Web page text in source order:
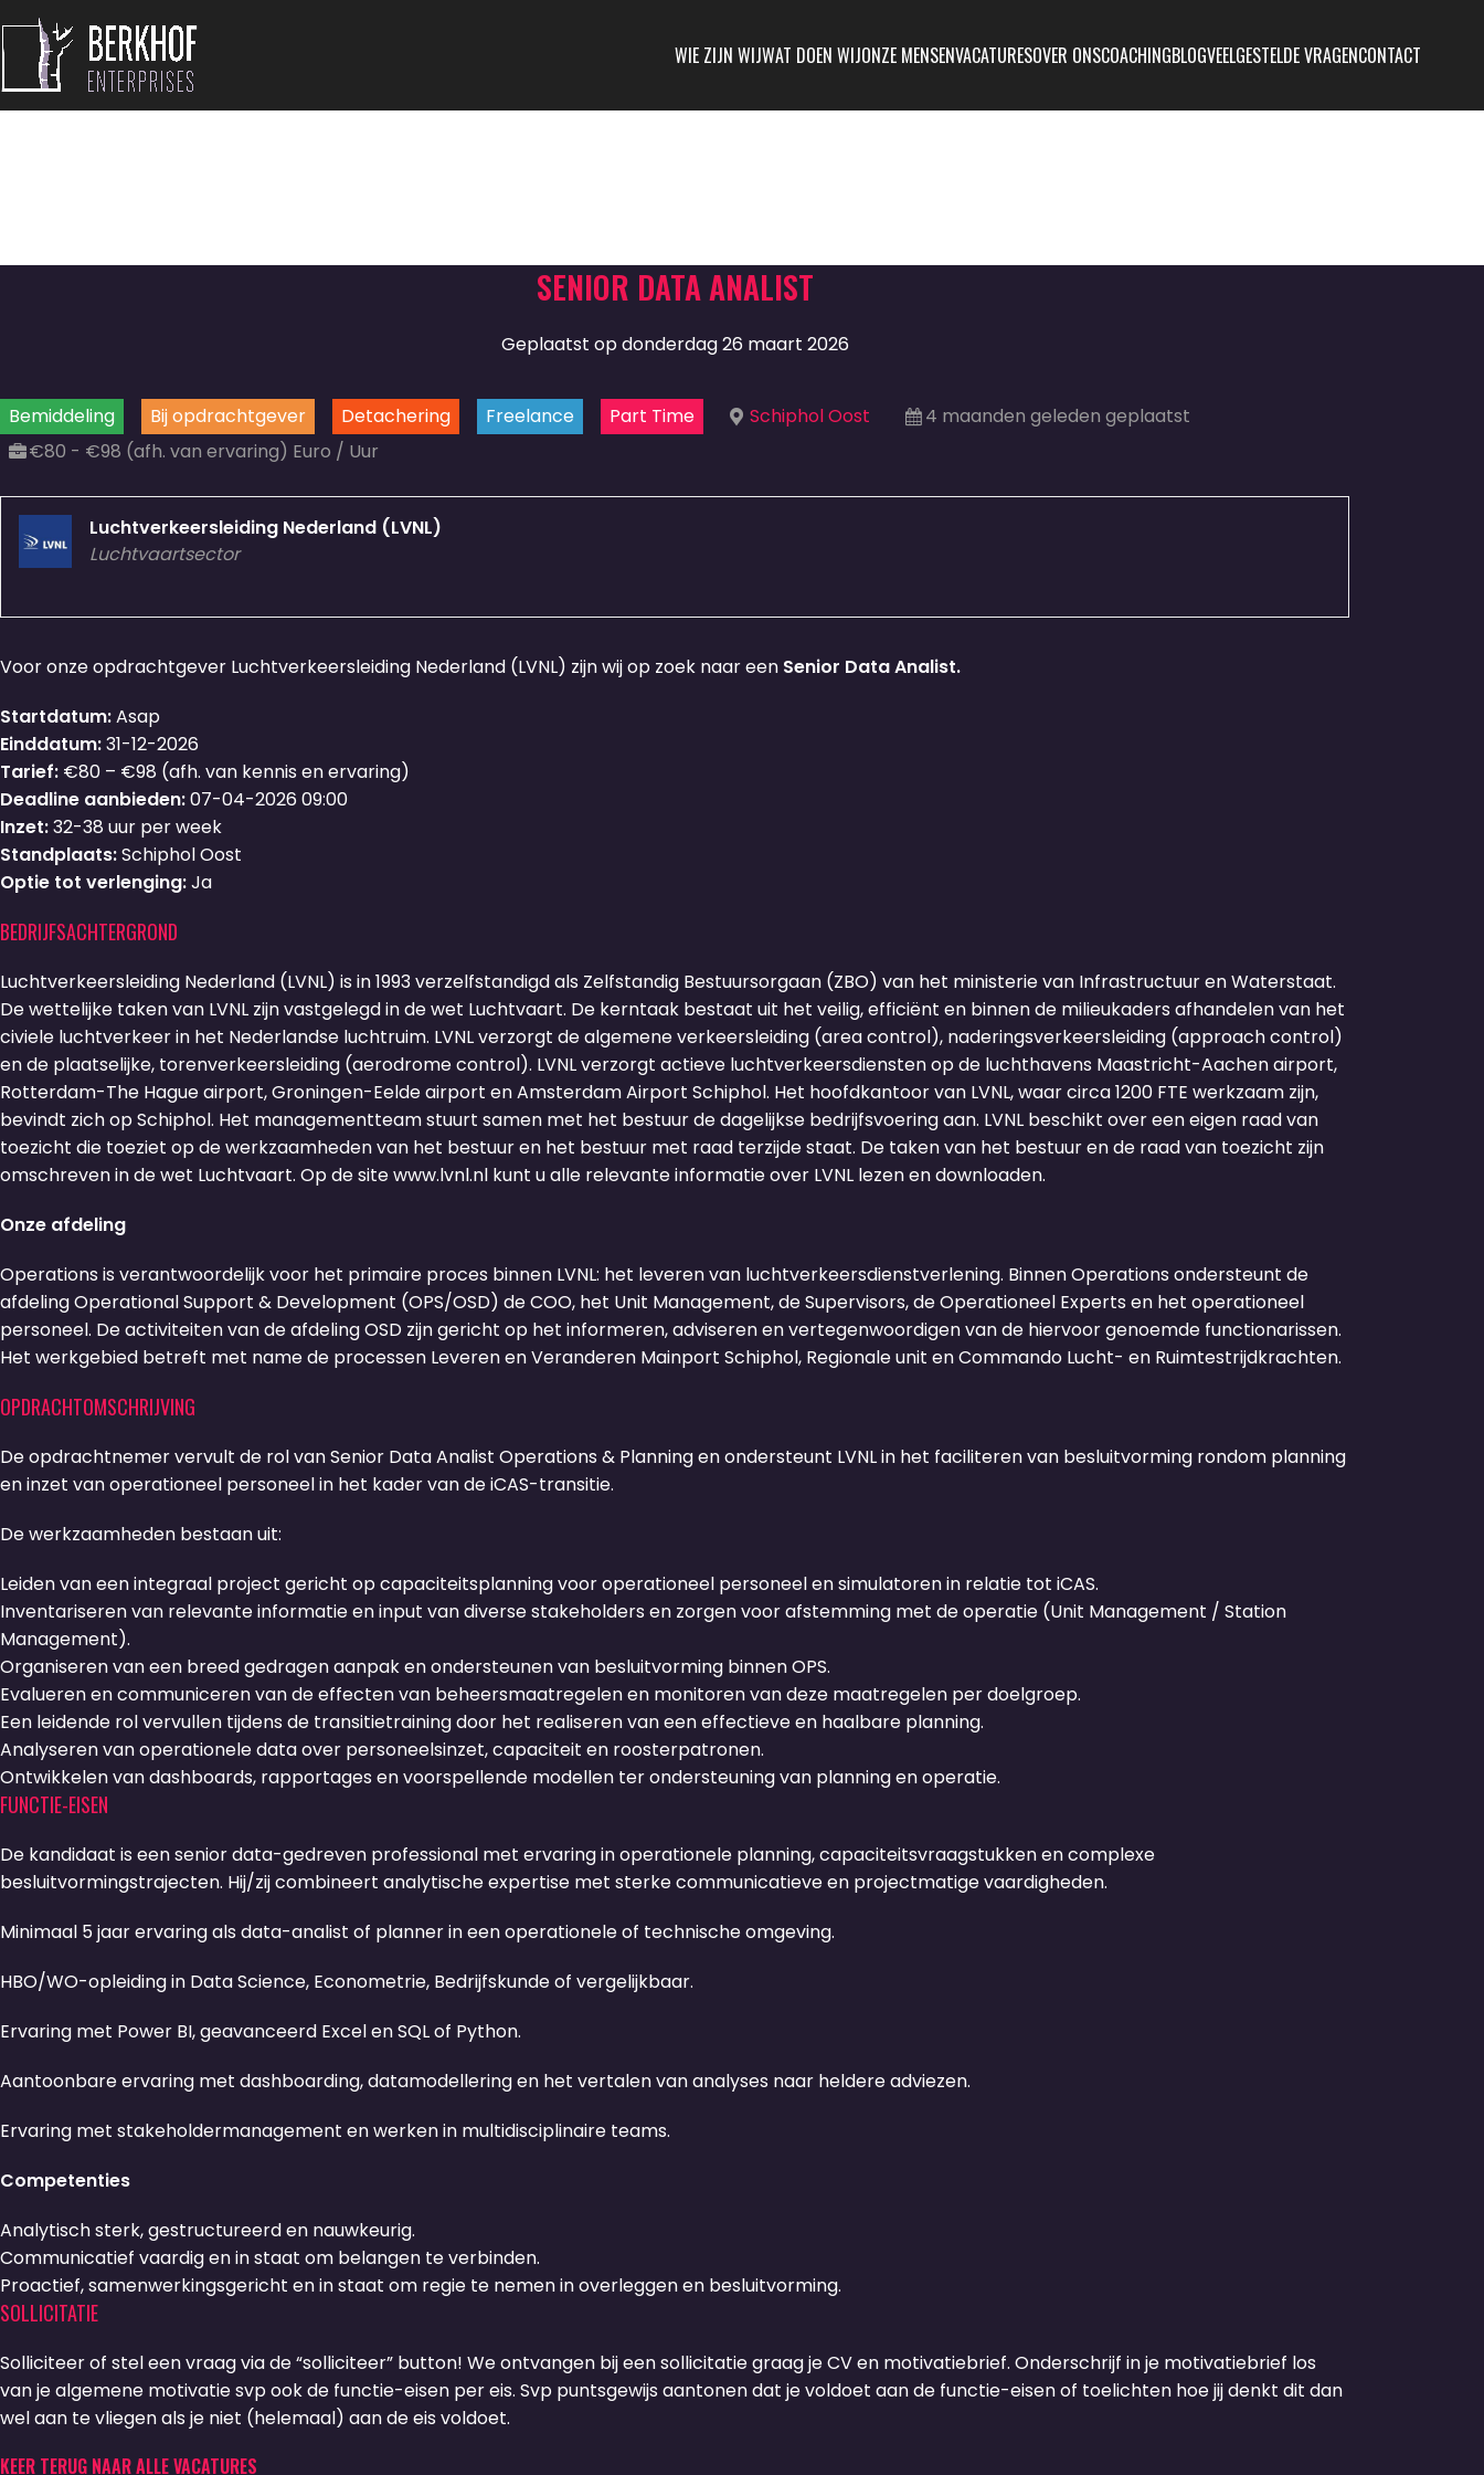
WIE ZIJN WIJWAT DOEN WIJONZE MENSENVACATURESOVER ONSCOACHINGBLOGVEELGESTELDE VRAGENCONTACT
SENIOR DATA ANALIST
Geplaatst op donderdag 26 maart 2026
Bemiddeling Bij opdrachtgever Detachering Freelance Part Time Schiphol Oost
4 maanden geleden geplaatst
€80 - €98 (afh. van ervaring) Euro / Uur
Luchtverkeersleiding Nederland (LVNL)
Luchtvaartsector
Voor onze opdrachtgever Luchtverkeersleiding Nederland (LVNL) zijn wij op zoek naar een Senior Data Analist.
Startdatum:Asap
Einddatum:31-12-2026
Tarief: €80 – €98 (afh. van kennis en ervaring)
Deadline aanbieden:07-04-2026 09:00
Inzet:32-38 uur per week
Standplaats:Schiphol Oost
Optie tot verlenging:Ja
BEDRIJFSACHTERGROND
Luchtverkeersleiding Nederland (LVNL) is in 1993 verzelfstandigd als Zelfstandig Bestuursorgaan (ZBO) van het ministerie van Infrastructuur en Waterstaat.
De wettelijke taken van LVNL zijn vastgelegd in de wet Luchtvaart. De kerntaak bestaat uit het veilig, efficiënt en binnen de milieukaders afhandelen van het
civiele luchtverkeer in het Nederlandse luchtruim. LVNL verzorgt de algemene verkeersleiding (area control), naderingsverkeersleiding (approach control)
en de plaatselijke, torenverkeersleiding (aerodrome control). LVNL verzorgt actieve luchtverkeersdiensten op de luchthavens Maastricht-Aachen airport,
Rotterdam-The Hague airport, Groningen-Eelde airport en Amsterdam Airport Schiphol. Het hoofdkantoor van LVNL, waar circa 1200 FTE werkzaam zijn,
bevindt zich op Schiphol. Het managementteam stuurt samen met het bestuur de dagelijkse bedrijfsvoering aan. LVNL beschikt over een eigen raad van
toezicht die toeziet op de werkzaamheden van het bestuur en het bestuur met raad terzijde staat. De taken van het bestuur en de raad van toezicht zijn
omschreven in de wet Luchtvaart. Op de sitewww.lvnl.nl kunt u alle relevante informatie over LVNL lezen en downloaden.
Onze afdeling
Operations is verantwoordelijk voor het primaire proces binnen LVNL: het leveren van luchtverkeersdienstverlening. Binnen Operations ondersteunt de
afdeling Operational Support & Development (OPS/OSD) de COO, het Unit Management, de Supervisors, de Operationeel Experts en het operationeel
personeel. De activiteiten van de afdeling OSD zijn gericht op het informeren, adviseren en vertegenwoordigen van de hiervoor genoemde functionarissen.
Het werkgebied betreft met name de processen Leveren en Veranderen Mainport Schiphol, Regionale unit en Commando Lucht- en Ruimtestrijdkrachten.
OPDRACHTOMSCHRIJVING
De opdrachtnemer vervult de rol van Senior Data Analist Operations & Planning en ondersteunt LVNL in het faciliteren van besluitvorming rondom planning
en inzet van operationeel personeel in het kader van de iCAS-transitie.
De werkzaamheden bestaan uit:
Leiden van een integraal project gericht op capaciteitsplanning voor operationeel personeel en simulatoren in relatie tot iCAS.
Inventariseren van relevante informatie en input van diverse stakeholders en zorgen voor afstemming met de operatie (Unit Management / Station
Management).
Organiseren van een breed gedragen aanpak en ondersteunen van besluitvorming binnen OPS.
Evalueren en communiceren van de effecten van beheersmaatregelen en monitoren van deze maatregelen per doelgroep.
Een leidende rol vervullen tijdens de transitietraining door het realiseren van een effectieve en haalbare planning.
Analyseren van operationele data over personeelsinzet, capaciteit en roosterpatronen.
Ontwikkelen van dashboards, rapportages en voorspellende modellen ter ondersteuning van planning en operatie.
FUNCTIE-EISEN
De kandidaat is een senior data-gedreven professional met ervaring in operationele planning, capaciteitsvraagstukken en complexe
besluitvormingstrajecten. Hij/zij combineert analytische expertise met sterke communicatieve en projectmatige vaardigheden.
Minimaal 5 jaar ervaring als data-analist of planner in een operationele of technische omgeving.
HBO/WO-opleiding in Data Science, Econometrie, Bedrijfskunde of vergelijkbaar.
Ervaring met Power BI, geavanceerd Excel en SQL of Python.
Aantoonbare ervaring met dashboarding, datamodellering en het vertalen van analyses naar heldere adviezen.
Ervaring met stakeholdermanagement en werken in multidisciplinaire teams.
Competenties
Analytisch sterk, gestructureerd en nauwkeurig.
Communicatief vaardig en in staat om belangen te verbinden.
Proactief, samenwerkingsgericht en in staat om regie te nemen in overleggen en besluitvorming.
SOLLICITATIE
Solliciteer of stel een vraag via de “solliciteer” button! We ontvangen bij een sollicitatie graag je CV en motivatiebrief. Onderschrijf in je motivatiebrief los
van je algemene motivatie svp ook de functie-eisen per eis. Svp puntsgewijs aantonen dat je voldoet aan de functie-eisen of toelichten hoe jij denkt dit dan
wel aan te vliegen als je niet (helemaal) aan de eis voldoet.
KEER TERUG NAAR ALLE VACATURES